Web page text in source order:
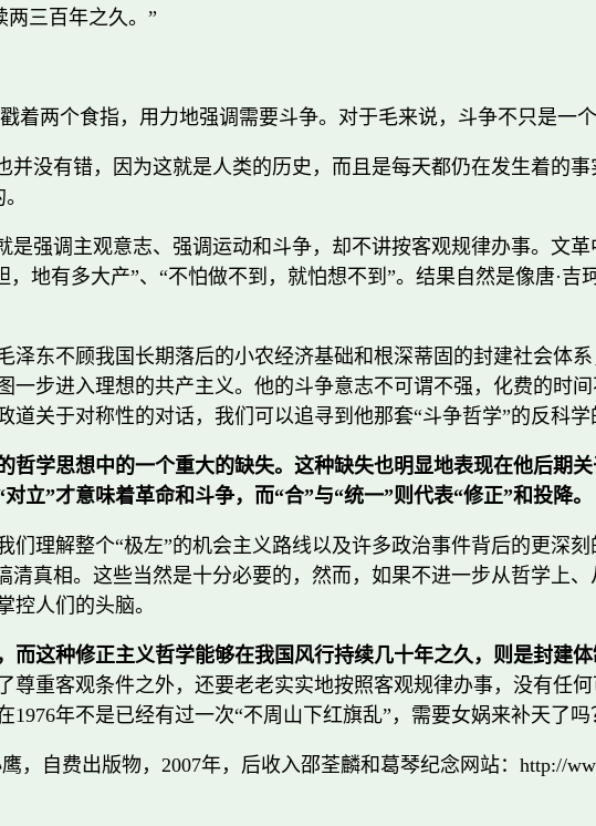
三百年之久。”
两个食指，用力地强调需要斗争。对于毛来说，斗争不只是一
没有错，因为这就是人类的历史，而且是每天都仍在发生着的
强调主观意志、强调运动和斗争，却不讲按客观规律办事。文
地有多大产”、“不怕做不到，就怕想不到”。结果自然是像唐·吉
东不顾我国长期落后的小农经济基础和根深蒂固的封建社会体
步进入理想的共产主义。他的斗争意志不可谓不强，化费的时
关于对称性的对话，我们可以追寻到他那套“斗争哲学”的反科学
学思想中的一个重大的缺失。这种缺失也明显地表现在他后期
立”才意味着革命和斗争，而“合”与“统一”则代表“修正”和投降。
理解整个“极左”的机会主义路线以及许多政治事件背后的更深
真相。这些当然是十分必要的，然而，如果不进一步从哲学上
控人们的头脑。
这种修正主义哲学能够在我国风行持续几十年之久，则是封建体
重客观条件之外，还要老老实实地按照客观规律办事，没有任
年不是已经有过一次“不周山下红旗乱”，需要女娲来补天了吗
自费出版物，2007年，后收入邵荃麟和葛琴纪念网站：http://